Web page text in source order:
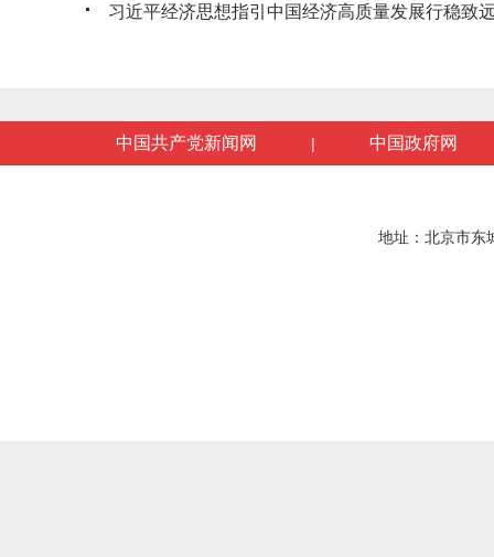
习近平经济思想指引中国经济高质量发展行稳致
中国共产党新闻网 | 中国政府网
地址：北京市东